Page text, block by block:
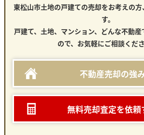
東松山市土地の戸建ての売却をお考えの
す。
戸建て、土地、マンション、どんな不動
ので、お気軽にご相談くださ
不動産売却の強
無料売却査定を依頼